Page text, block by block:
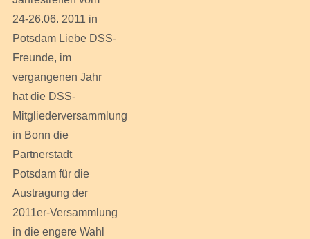
24-26.06. 2011 in
Potsdam Liebe DSS-
Freunde, im
vergangenen Jahr
hat die DSS-
Mitgliederversammlung
in Bonn die
Partnerstadt
Potsdam für die
Austragung der
2011er-Versammlung
in die engere Wahl